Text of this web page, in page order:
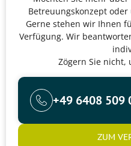
Betreuungskonzept
Gerne stehen wir Ihnen
Verfügung. Wir
Zögern Sie nicht,
+49 6408 509
ZUM